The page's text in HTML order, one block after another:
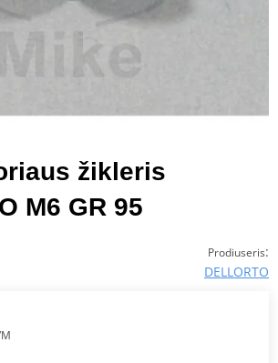
žikleris
M6 GR 95
Prodiuseris:
DELLORTO